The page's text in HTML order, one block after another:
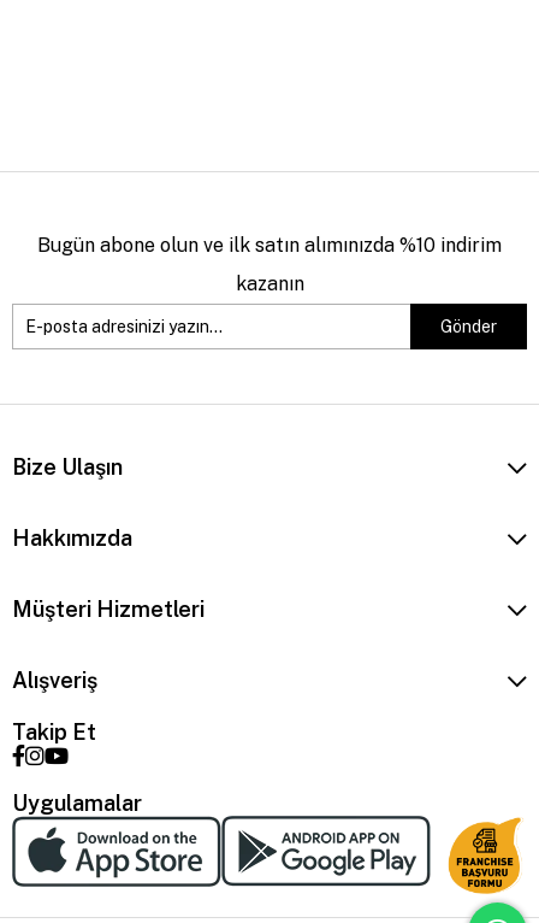
Bugün abone olun ve ilk satın alımınızda %10 indirim
kazanın
Gönder
Bize Ulaşın
Hakkımızda
Müşteri Hizmetleri
Alışveriş
Takip Et
Uygulamalar